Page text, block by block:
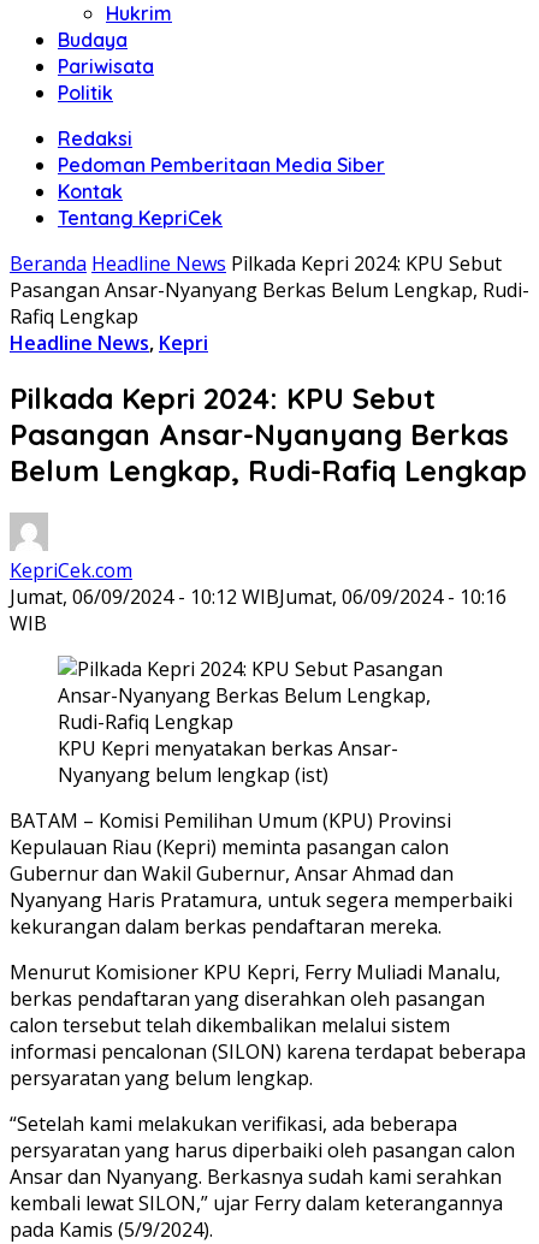
Hukrim
Budaya
Pariwisata
Politik
Redaksi
Pedoman Pemberitaan Media Siber
Kontak
Tentang KepriCek
Beranda Headline News Pilkada Kepri 2024: KPU Sebut
Pasangan Ansar-Nyanyang Berkas Belum Lengkap, Rudi-
Rafiq Lengkap
Headline News, Kepri
Pilkada Kepri 2024: KPU Sebut
Pasangan Ansar-Nyanyang Berkas
Belum Lengkap, Rudi-Rafiq Lengkap
KepriCek.com
Jumat, 06/09/2024 - 10:12 WIBJumat, 06/09/2024 - 10:16
WIB
KPU Kepri menyatakan berkas Ansar-
Nyanyang belum lengkap (ist)
BATAM – Komisi Pemilihan Umum (KPU) Provinsi
Kepulauan Riau (Kepri) meminta pasangan calon
Gubernur dan Wakil Gubernur, Ansar Ahmad dan
Nyanyang Haris Pratamura, untuk segera memperbaiki
kekurangan dalam berkas pendaftaran mereka.
Menurut Komisioner KPU Kepri, Ferry Muliadi Manalu,
berkas pendaftaran yang diserahkan oleh pasangan
calon tersebut telah dikembalikan melalui sistem
informasi pencalonan (SILON) karena terdapat beberapa
persyaratan yang belum lengkap.
“Setelah kami melakukan verifikasi, ada beberapa
persyaratan yang harus diperbaiki oleh pasangan calon
Ansar dan Nyanyang. Berkasnya sudah kami serahkan
kembali lewat SILON,” ujar Ferry dalam keterangannya
pada Kamis (5/9/2024).